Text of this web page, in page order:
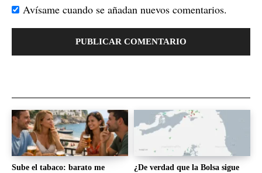
Avísame cuando se añadan nuevos comentarios.
Sube el tabaco: barato me
¿De verdad que la Bolsa sigue